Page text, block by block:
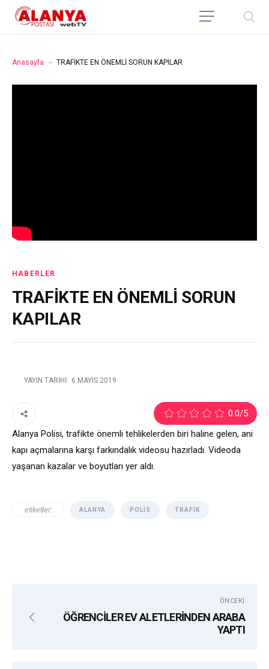
Anasayfa TRAFİKTE EN ÖNEMLİ SORUN KAPILAR
HABERLER
TRAFİKTE EN ÖNEMLİ SORUN
KAPILAR
YAYIN TARIHI: 6 MAYIS 2019
0.0/5
Alanya Polisi, trafikte önemli tehlikelerden biri haline gelen, ani
kapı açmalarına karşı farkındalık videosu hazırladı. Videoda
yaşanan kazalar ve boyutları yer aldı.
etiketler: ALANYA POLIS TRAFIK
ÖNCEKI
ÖĞRENCİLER EV ALETLERİNDEN ARABA
YAPTI